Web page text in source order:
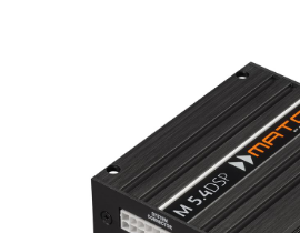
Keine Suchergebnisse gefunden.
Kategorien
Keine Suchergebnisse gefunden.